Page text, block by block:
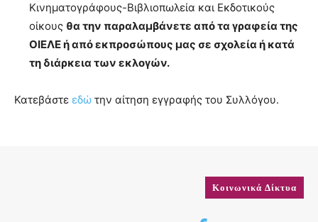
Κινηματογράφους-Βιβλιοπωλεία και Εκδοτικούς
οίκους θα την παραλαμβάνετε από τα γραφεία της
ΟΙΕΛΕ ή από εκπροσώπους μας σε σχολεία ή κατά
τη διάρκεια των εκλογών.
Κατεβάστε εδώ την αίτηση εγγραφής του Συλλόγου.
Κοινωνικά Δίκτυα